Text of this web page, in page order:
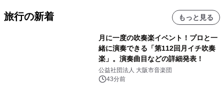
旅行の新着 もっと見る
月に一度の吹奏楽イベント！プロと一
緒に演奏できる「第112回月イチ吹奏
楽」。演奏曲目などの詳細発表！
公益社団法人 大阪市音楽団
43分前